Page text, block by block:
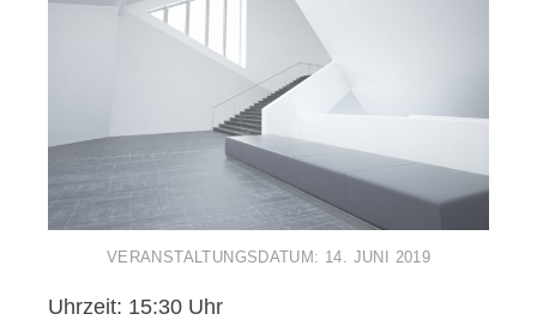
VERANSTALTUNGSDATUM: 14. JUNI 2019
Uhrzeit: 15:30 Uhr